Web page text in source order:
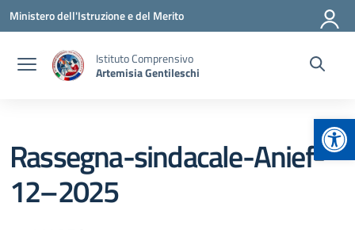
Vai ai contenuti
Vai al menu di navigazione
Vai al footer
Ministero dell'Istruzione e del Merito
Istituto Comprensivo
Artemisia Gentileschi
Rassegna-sindacale-Anief-
12–2025